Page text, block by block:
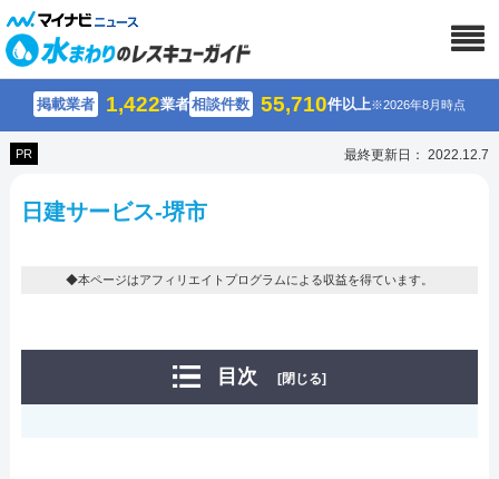
掲載業者 1,422業者相談件数 55,710件以上※2026年8月時点
PR 最終更新日： 2022.12.7
日建サービス-堺市
◆本ページはアフィリエイトプログラムによる収益を得ています。
目次 [閉じる]